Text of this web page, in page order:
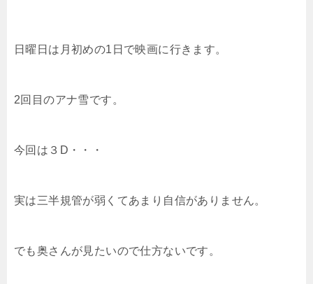
日曜日は月初めの1日で映画に行きます。
2回目のアナ雪です。
今回は３D・・・
実は三半規管が弱くてあまり自信がありません。
でも奥さんが見たいので仕方ないです。